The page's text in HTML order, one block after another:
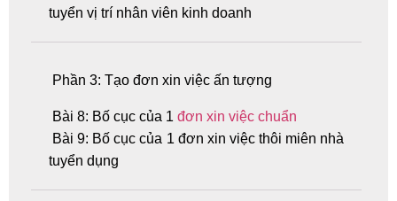
tuyển vị trí nhân viên kinh doanh
Phần 3: Tạo đơn xin việc ấn tượng
Bài 8: Bố cục của 1 đơn xin việc chuẩn
Bài 9: Bố cục của 1 đơn xin việc thôi miên nhà
tuyển dụng